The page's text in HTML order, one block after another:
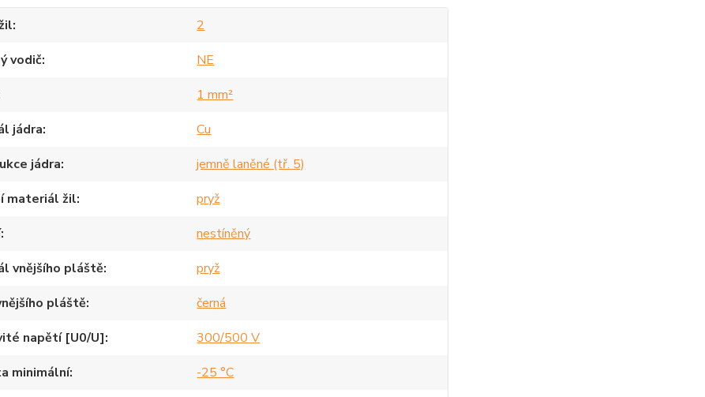
2
vodič
NE
1 mm²
jádra
Cu
jádra
jemně laněné (tř. 5)
materiál žil
pryž
nestíněný
vnějšího pláště
pryž
pláště
černá
napětí [U0/U]
300/500 V
minimální
-25 °C